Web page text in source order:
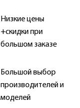
Низкие цены
+скидки при
большом заказе
Большой выбор
производителей и
моделей